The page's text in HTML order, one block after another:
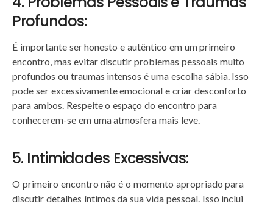
Profundos:
É importante ser honesto e autêntico em um primeiro
encontro, mas evitar discutir problemas pessoais muito
profundos ou traumas intensos é uma escolha sábia. Isso
pode ser excessivamente emocional e criar desconforto
para ambos. Respeite o espaço do encontro para
conhecerem-se em uma atmosfera mais leve.
5. Intimidades Excessivas:
O primeiro encontro não é o momento apropriado para
discutir detalhes íntimos da sua vida pessoal. Isso inclui